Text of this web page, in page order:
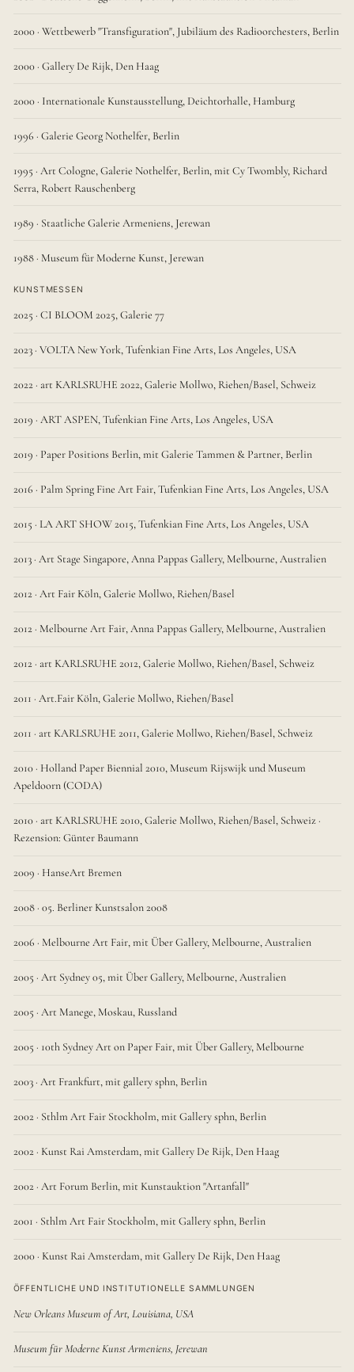
2000 · Wettbewerb "Transfiguration", Jubiläum des Radioorchesters, Berlin
2000 · Gallery De Rijk, Den Haag
2000 · Internationale Kunstausstellung, Deichtorhalle, Hamburg
1996 · Galerie Georg Nothelfer, Berlin
1995 · Art Cologne, Galerie Nothelfer, Berlin, mit Cy Twombly, Richard
Serra, Robert Rauschenberg
1989 · Staatliche Galerie Armeniens, Jerewan
1988 · Museum für Moderne Kunst, Jerewan
KUNSTMESSEN
2025 · CI BLOOM 2025, Galerie 77
2023 · VOLTA New York, Tufenkian Fine Arts, Los Angeles, USA
2022 · art KARLSRUHE 2022, Galerie Mollwo, Riehen/Basel, Schweiz
2019 · ART ASPEN, Tufenkian Fine Arts, Los Angeles, USA
2019 · Paper Positions Berlin, mit Galerie Tammen & Partner, Berlin
2016 · Palm Spring Fine Art Fair, Tufenkian Fine Arts, Los Angeles, USA
2015 · LA ART SHOW 2015, Tufenkian Fine Arts, Los Angeles, USA
2013 · Art Stage Singapore, Anna Pappas Gallery, Melbourne, Australien
2012 · Art Fair Köln, Galerie Mollwo, Riehen/Basel
2012 · Melbourne Art Fair, Anna Pappas Gallery, Melbourne, Australien
2012 · art KARLSRUHE 2012, Galerie Mollwo, Riehen/Basel, Schweiz
2011 · Art.Fair Köln, Galerie Mollwo, Riehen/Basel
2011 · art KARLSRUHE 2011, Galerie Mollwo, Riehen/Basel, Schweiz
2010 · Holland Paper Biennial 2010, Museum Rijswijk und Museum
Apeldoorn (CODA)
2010 · art KARLSRUHE 2010, Galerie Mollwo, Riehen/Basel, Schweiz ·
Rezension: Günter Baumann
2009 · HanseArt Bremen
2008 · 05. Berliner Kunstsalon 2008
2006 · Melbourne Art Fair, mit Über Gallery, Melbourne, Australien
2005 · Art Sydney 05, mit Über Gallery, Melbourne, Australien
2005 · Art Manege, Moskau, Russland
2005 · 10th Sydney Art on Paper Fair, mit Über Gallery, Melbourne
2003 · Art Frankfurt, mit gallery sphn, Berlin
2002 · Sthlm Art Fair Stockholm, mit Gallery sphn, Berlin
2002 · Kunst Rai Amsterdam, mit Gallery De Rijk, Den Haag
2002 · Art Forum Berlin, mit Kunstauktion "Artanfall"
2001 · Sthlm Art Fair Stockholm, mit Gallery sphn, Berlin
2000 · Kunst Rai Amsterdam, mit Gallery De Rijk, Den Haag
ÖFFENTLICHE UND INSTITUTIONELLE SAMMLUNGEN
New Orleans Museum of Art, Louisiana, USA
Museum für Moderne Kunst Armeniens, Jerewan